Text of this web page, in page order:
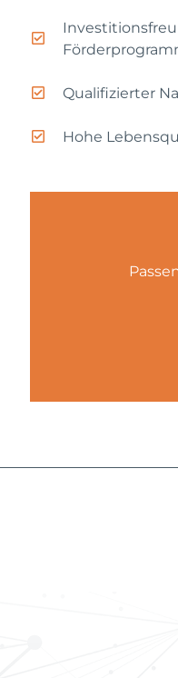
Qualifizierter
Hohe